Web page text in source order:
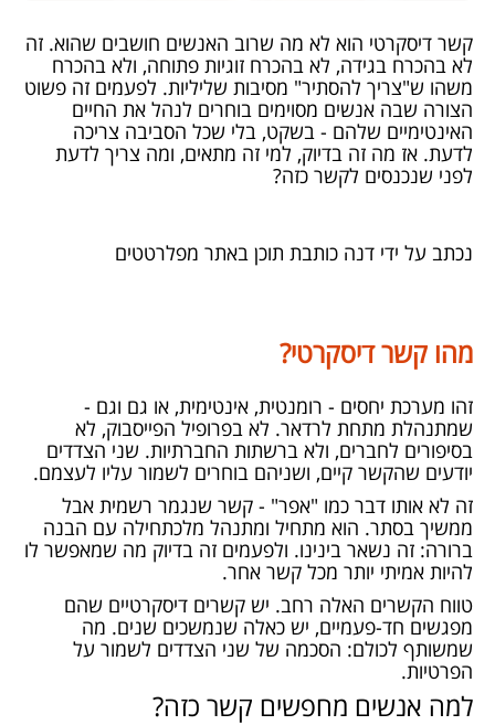
קשר דיסקרטי הוא לא מה שרוב האנשים חושבים שהוא. זה
לא בהכרח בגידה, לא בהכרח זוגיות פתוחה, ולא בהכרח
משהו ש"צריך להסתיר" מסיבות שליליות. לפעמים זה פשוט
הצורה שבה אנשים מסוימים בוחרים לנהל את החיים
האינטימיים שלהם - בשקט, בלי שכל הסביבה צריכה
לדעת. אז מה זה בדיוק, למי זה מתאים, ומה צריך לדעת
לפני שנכנסים לקשר כזה?
נכתב על ידי דנה כותבת תוכן באתר מפלרטטים
מהו קשר דיסקרטי?
זהו מערכת יחסים - רומנטית, אינטימית, או גם וגם -
שמתנהלת מתחת לרדאר. לא בפרופיל הפייסבוק, לא
בסיפורים לחברים, ולא ברשתות החברתיות. שני הצדדים
יודעים שהקשר קיים, ושניהם בוחרים לשמור עליו לעצמם.
זה לא אותו דבר כמו "אפר" - קשר שנגמר רשמית אבל
ממשיך בסתר. הוא מתחיל ומתנהל מלכתחילה עם הבנה
ברורה: זה נשאר בינינו. ולפעמים זה בדיוק מה שמאפשר לו
להיות אמיתי יותר מכל קשר אחר.
טווח הקשרים האלה רחב. יש קשרים דיסקרטיים שהם
מפגשים חד-פעמיים, יש כאלה שנמשכים שנים. מה
שמשותף לכולם: הסכמה של שני הצדדים לשמור על
הפרטיות.
למה אנשים מחפשים קשר כזה?